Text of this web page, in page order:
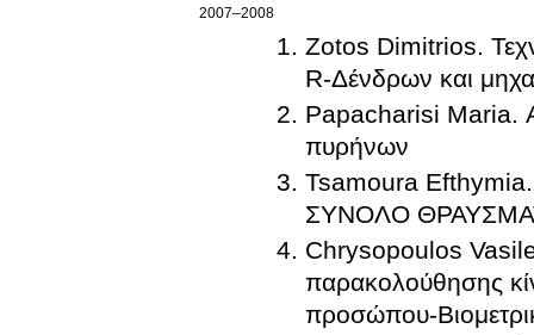
2007–2008
Zotos Dimitrios.
R-Δένδρων και
Papacharisi Maria.
πυρήνων
Tsamoura
ΣΥΝΟΛΟ
Chrysopoulos
παρακολούθησης
προσώπου-